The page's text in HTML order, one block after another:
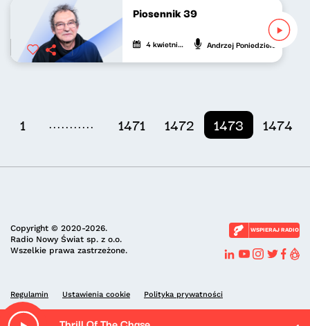
Piosennik 39
4 kwietnia 2021 Andrzej Poniedzielski
1 ........... 1471 1472 1473 1474
Copyright © 2020-2026.
Radio Nowy Świat sp. z o.o.
Wszelkie prawa zastrzeżone.
WSPIERAJ RADIO
Regulamin Ustawienia cookie Polityka prywatności